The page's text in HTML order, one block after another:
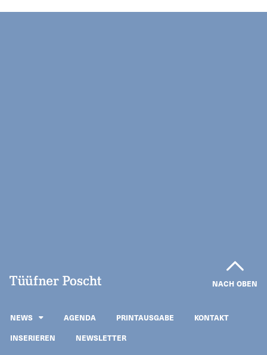
NACH OBEN
NEWS AGENDA PRINTAUSGABE
KONTAKT
INSERIEREN
NEWSLETTER